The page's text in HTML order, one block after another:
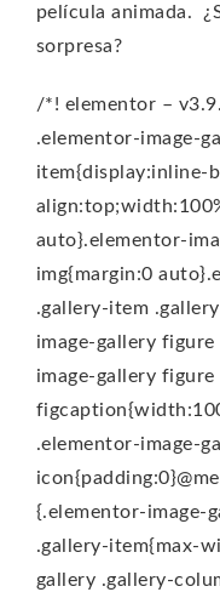
película animada.
sorpresa?
/*! elementor –
.elementor-image-
item{display:inline-
auto}.elementor-
img{margin:0
.gallery-item
image-gallery
image-gallery figure
.elementor-image-
{.elementor-image-
.gallery-item{max-
gallery .gallery-